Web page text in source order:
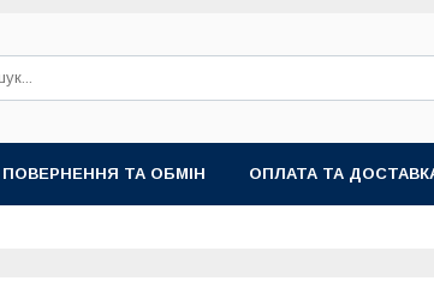
ПОВЕРНЕННЯ ТА ОБМІН ОПЛАТА ТА